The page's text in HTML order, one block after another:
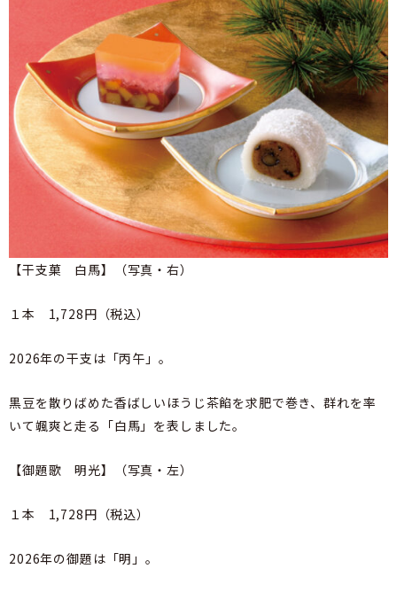
【干支菓 白馬】（写真・右）
１本 1,728円（税込）
2026年の干支は「丙午」。
黒豆を散りばめた香ばしいほうじ茶餡を求肥で巻き、群れを率
いて颯爽と走る「白馬」を表しました。
【御題歌 明光】（写真・左）
１本 1,728円（税込）
2026年の御題は「明」。